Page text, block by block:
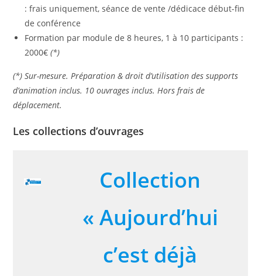
: frais uniquement, séance de vente /dédicace début-fin
de conférence
Formation par module de 8 heures, 1 à 10 participants :
2000€ (*)
(*) Sur-mesure. Préparation & droit d’utilisation des supports
d’animation inclus. 10 ouvrages inclus. Hors frais de
déplacement.
Les collections d’ouvrages
Collection
« Aujourd’hui
c’est déjà